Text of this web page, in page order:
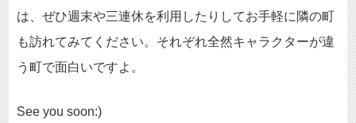
は、ぜひ週末や三連休を利用したりしてお手軽に隣の町
も訪れてみてください。それぞれ全然キャラクターが違
う町で面白いですよ。
See you soon:)